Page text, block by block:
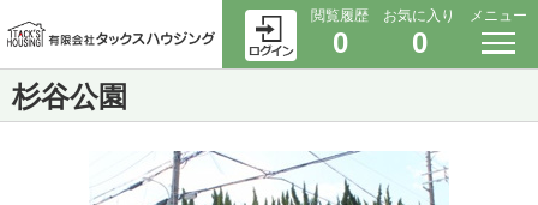
閲覧履歴
0
お気に入り
0
メニュー
杉谷公園